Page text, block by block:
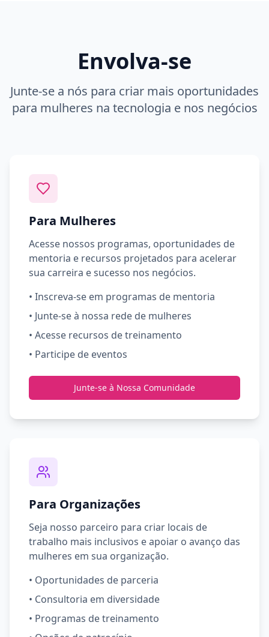
Envolva-se
Junte-se a nós para criar mais oportunidades
para mulheres na tecnologia e nos negócios
Para Mulheres
Acesse nossos programas, oportunidades de
mentoria e recursos projetados para acelerar
sua carreira e sucesso nos negócios.
• Inscreva-se em programas de mentoria
• Junte-se à nossa rede de mulheres
• Acesse recursos de treinamento
• Participe de eventos
Junte-se à Nossa Comunidade
Para Organizações
Seja nosso parceiro para criar locais de
trabalho mais inclusivos e apoiar o avanço das
mulheres em sua organização.
• Oportunidades de parceria
• Consultoria em diversidade
• Programas de treinamento